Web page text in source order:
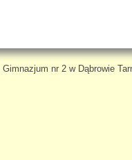
nr 2 w Dąbrowie